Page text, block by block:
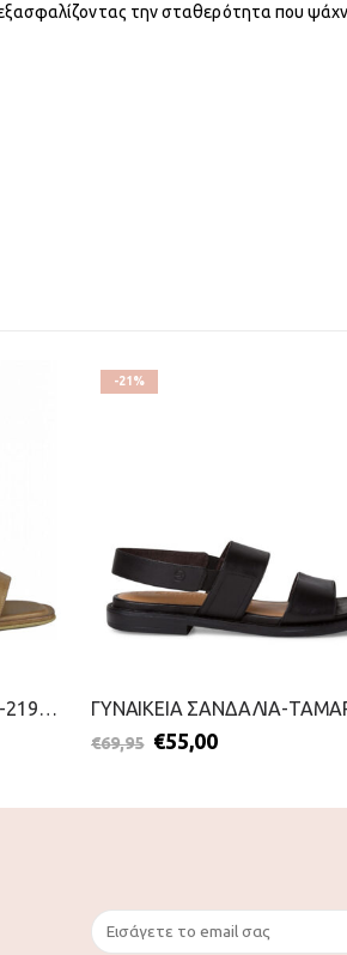
την σταθερότητα που
ΓΥΝΑΙΚΕΙΑ ΠΕΔΙΛΑ-TAMARIS-2199-0097-ΤΑΜΠΑ
-21%
€69,95 €55,00